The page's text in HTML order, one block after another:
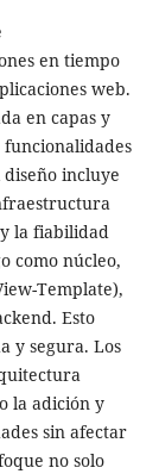
en tiempo
web.
en capas y
incluye
la fiabilidad
como núcleo,
Template),
Esto
y segura. Los
la adición y
sin afectar
no solo